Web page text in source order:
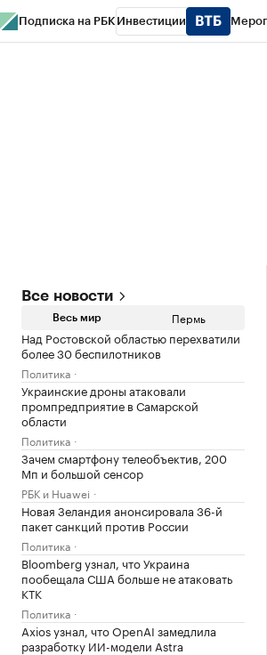
Подписка на РБК Инвестиции
Все новости
Весь мир Пермь
Над Ростовской областью перехватили
более 30 беспилотников
Политика
Украинские дроны атаковали
промпредприятие в Самарской
области
Политика
Зачем смартфону телеобъектив, 200
Мп и большой сенсор
РБК и Huawei
Новая Зеландия анонсировала 36-й
пакет санкций против России
Политика
Bloomberg узнал, что Украина
пообещала США больше не атаковать
КТК
Политика
Axios узнал, что OpenAI замедлила
разработку ИИ-модели Astra